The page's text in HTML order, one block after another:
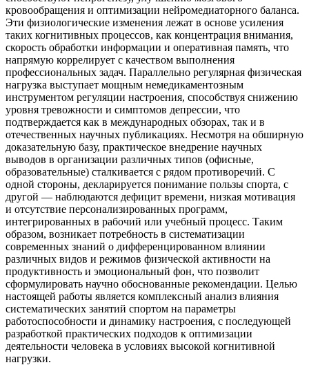
кровообращения и оптимизации нейромедиаторного баланса.
Эти физиологические изменения лежат в основе усиления
таких когнитивных процессов, как концентрация внимания,
скорость обработки информации и оперативная память, что
напрямую коррелирует с качеством выполнения
профессиональных задач. Параллельно регулярная физическая
нагрузка выступает мощным немедикаментозным
инструментом регуляции настроения, способствуя снижению
уровня тревожности и симптомов депрессии, что
подтверждается как в международных обзорах, так и в
отечественных научных публикациях. Несмотря на обширную
доказательную базу, практическое внедрение научных
выводов в организации различных типов (офисные,
образовательные) сталкивается с рядом противоречий. С
одной стороны, декларируется понимание пользы спорта, с
другой — наблюдаются дефицит времени, низкая мотивация
и отсутствие персонализированных программ,
интегрированных в рабочий или учебный процесс. Таким
образом, возникает потребность в систематизации
современных знаний о дифференцированном влиянии
различных видов и режимов физической активности на
продуктивность и эмоциональный фон, что позволит
сформулировать научно обоснованные рекомендации. Целью
настоящей работы является комплексный анализ влияния
систематических занятий спортом на параметры
работоспособности и динамику настроения, с последующей
разработкой практических подходов к оптимизации
деятельности человека в условиях высокой когнитивной
нагрузки.